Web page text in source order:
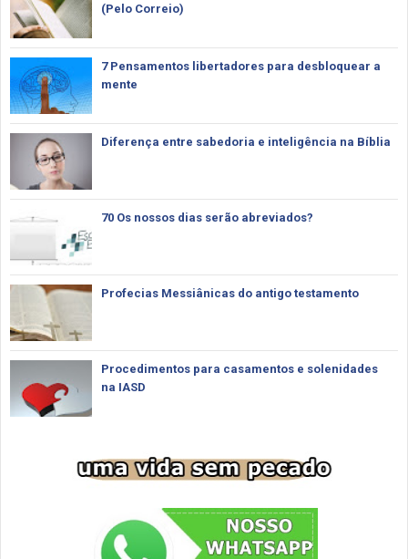
(Pelo Correio)
7 Pensamentos libertadores para desbloquear a
mente
Diferença entre sabedoria e inteligência na Bíblia
70 Os nossos dias serão abreviados?
Profecias Messiânicas do antigo testamento
Procedimentos para casamentos e solenidades
na IASD